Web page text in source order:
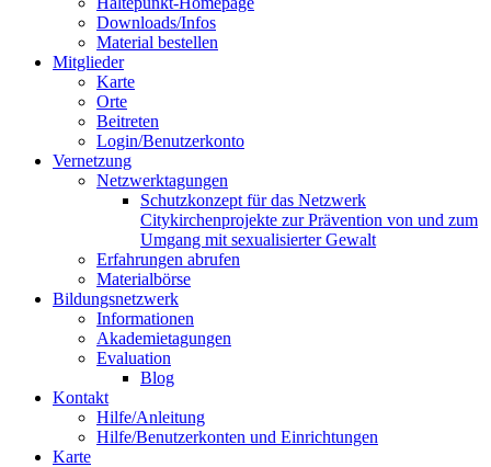
Downloads/Infos
Material bestellen
Mitglieder
Karte
Orte
Beitreten
Login/Benutzerkonto
Vernetzung
Netzwerktagungen
Schutzkonzept für das Netzwerk
Citykirchenprojekte zur Prävention von und zum
Umgang mit sexualisierter Gewalt
Erfahrungen abrufen
Materialbörse
Bildungsnetzwerk
Informationen
Akademietagungen
Evaluation
Blog
Kontakt
Hilfe/Anleitung
Hilfe/Benutzerkonten und Einrichtungen
Karte